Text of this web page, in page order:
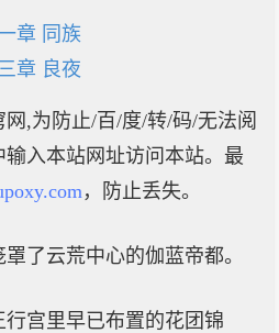
章 同族
章 良夜
,为防止/百/度/转/码/无法阅
入本站网址访问本站。最
，防止丢失。
了云荒中心的伽蓝帝都。
宫里早已布置的花团锦